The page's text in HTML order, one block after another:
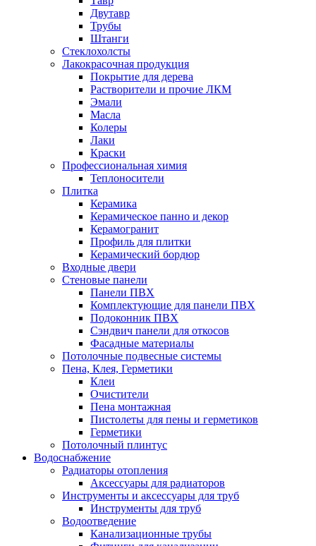
Двутавр
Трубы
Штанги
Стеклохолсты
Лакокрасочная продукция
Покрытие для дерева
Растворители и прочие ЛКМ
Эмали
Масла
Колеры
Лаки
Краски
Профессиональная химия
Теплоносители
Плитка
Керамика
Керамическое панно и декор
Керамогранит
Профиль для плитки
Керамический бордюр
Входные двери
Стеновые панели
Панели ПВХ
Комплектующие для панели ПВХ
Подоконник ПВХ
Сэндвич панели для откосов
Фасадные материалы
Потолочные подвесные системы
Пена, Клея, Герметики
Клеи
Очистители
Пена монтажная
Пистолеты для пены и герметиков
Герметики
Потолочный плинтус
Водоснабжение
Радиаторы отопления
Аксессуары для радиаторов
Инструменты и аксессуары для труб
Инструменты для труб
Водоотведение
Канализационные трубы